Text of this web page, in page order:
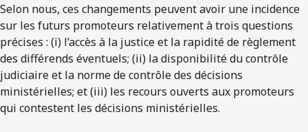
Selon nous, ces changements peuvent avoir une incidence
sur les futurs promoteurs relativement à trois questions
précises : (i) l’accès à la justice et la rapidité de règlement
des différends éventuels; (ii) la disponibilité du contrôle
judiciaire et la norme de contrôle des décisions
ministérielles; et (iii) les recours ouverts aux promoteurs
qui contestent les décisions ministérielles.